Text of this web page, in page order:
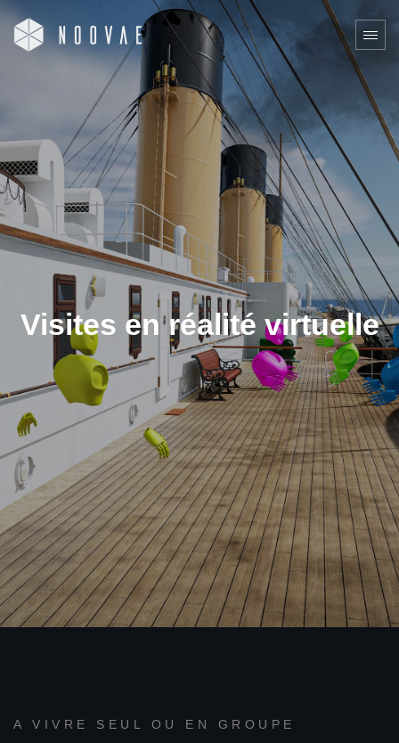
Visites en réalité virtuelle
A VIVRE SEUL OU EN GROUPE